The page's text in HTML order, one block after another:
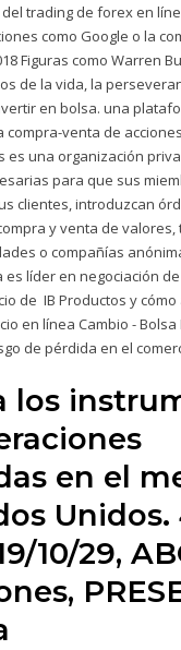
trading de forex en
como Google o la
Figuras como Warren
de la vida, la
en bolsa. una
venta de
es una organización
para que sus
clientes, introduzcan
y venta de valores,
o compañías
es líder en negociación
de IB Productos y
en línea Cambio -
de pérdida en el
los
en el
Unidos.
10/29,